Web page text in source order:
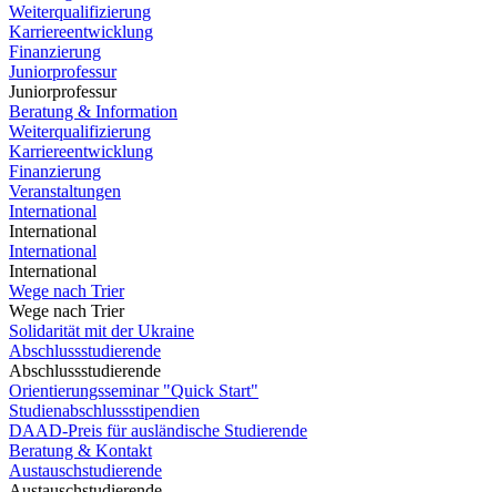
Weiterqualifizierung
Karriereentwicklung
Finanzierung
Juniorprofessur
Juniorprofessur
Beratung & Information
Weiterqualifizierung
Karriereentwicklung
Finanzierung
Veranstaltungen
International
International
International
International
Wege nach Trier
Wege nach Trier
Solidarität mit der Ukraine
Abschlussstudierende
Abschlussstudierende
Orientierungsseminar "Quick Start"
Studienabschlussstipendien
DAAD-Preis für ausländische Studierende
Beratung & Kontakt
Austauschstudierende